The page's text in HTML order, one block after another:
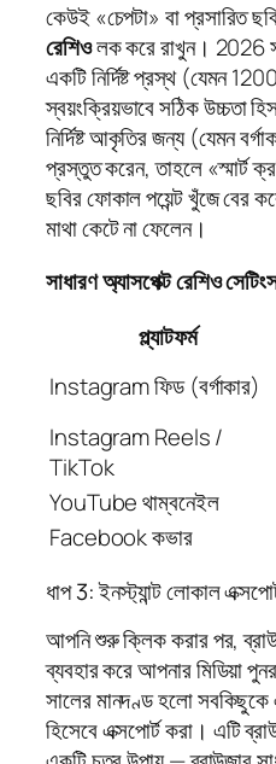
কেউই «চেপটা» বা প্রসারিত
রেশিওলক করে রাখুন। 2026
একটি নির্দিষ্ট প্রস্থ (যেমন
স্বয়ংক্রিয়ভাবে সঠিক উচ্চতা
নির্দিষ্ট আকৃতির জন্য (যেমন
প্রস্তুত করেন, তাহলে «স্মার্ট
ছবির ফোকাল পয়েন্ট খুঁজে বের
মাথা কেটে না ফেলেন।
সাধারণ অ্যাসপেক্ট রেশিও
প্ল্যাটফর্ম
Instagram ফিড (বর্গাকার)
Instagram Reels /
TikTok
YouTube থাম্বনেইল
Facebook কভার
ধাপ 3: ইনস্ট্যান্ট লোকাল
আপনি শুরু ক্লিক করার পর,
ব্যবহার করে আপনার মিডিয়া
সালের মানদণ্ড হলো
হিসেবে এক্সপোর্ট করা। এটি